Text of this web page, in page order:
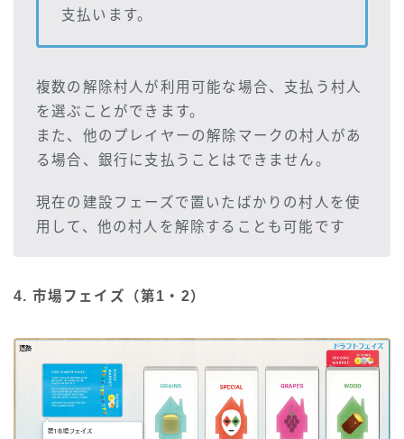
支払います。
複数の解除村人が利用可能な場合、支払う村人
を選ぶことができます。
また、他のプレイヤーの解除マークの村人があ
る場合、銀行に支払うことはできません。
現在の建設フェーズで置いたばかりの村人を使
用して、他の村人を解除することも可能です
4. 市場フェイズ（第1・2）